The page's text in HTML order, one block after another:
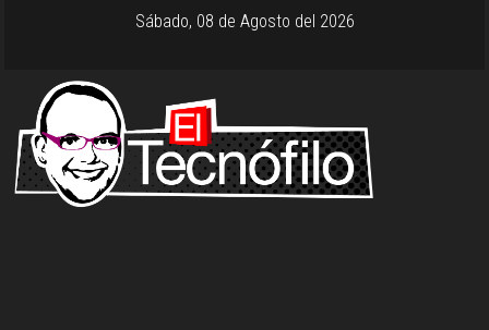
Sábado, 08 de Agosto del 2026